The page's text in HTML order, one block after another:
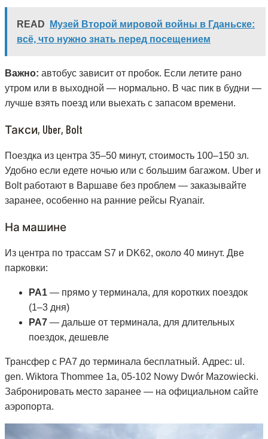
READ
Музей Второй мировой войны в Гданьске:
всё, что нужно знать перед посещением
Важно: автобус зависит от пробок. Если летите рано
утром или в выходной — нормально. В час пик в будни —
лучше взять поезд или выехать с запасом времени.
Такси, Uber, Bolt
Поездка из центра 35–50 минут, стоимость 100–150 зл.
Удобно если едете ночью или с большим багажом. Uber и
Bolt работают в Варшаве без проблем — заказывайте
заранее, особенно на ранние рейсы Ryanair.
На машине
Из центра по трассам S7 и DK62, около 40 минут. Две
парковки:
PA1 — прямо у терминала, для коротких поездок
(1–3 дня)
PA7 — дальше от терминала, для длительных
поездок, дешевле
Трансфер с PA7 до терминала бесплатный. Адрес: ul.
gen. Wiktora Thommee 1a, 05-102 Nowy Dwór Mazowiecki.
Забронировать место заранее — на официальном сайте
аэропорта.